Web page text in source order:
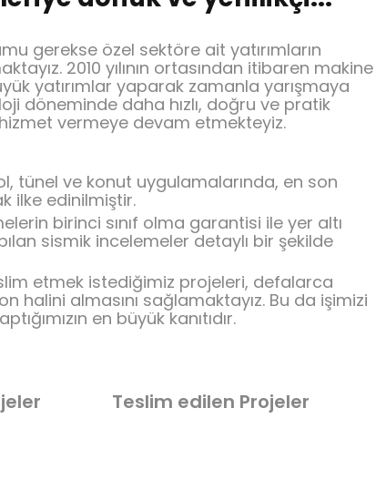
gerekse özel sektöre ait yatırımların
2010 yılının ortasından itibaren makine
yatırımlar yaparak zamanla yarışmaya
döneminde daha hızlı, doğru ve pratik
vermeye devam etmekteyiz.
tünel ve konut uygulamalarında, en son
ilke edinilmiştir.
birinci sınıf olma garantisi ile yer altı
sismik incelemeler detaylı bir şekilde
etmek istediğimiz projeleri, defalarca
halini almasını sağlamaktayız. Bu da işimizi
en büyük kanıtıdır.
Teslim edilen Projeler